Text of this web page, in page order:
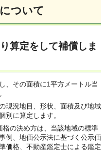
ついて
算定をして補償しま
、その面積に1平方メートル当
現況地目、形状、面積及び地域
別に算定します。
の決め方は、当該地域の標準
例、地価公示法に基づく公示価
価格、不動産鑑定士による鑑定